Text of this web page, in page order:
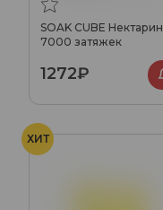
SOAK CUBE Нектарин
7000 затяжек
1272₽
ХИТ